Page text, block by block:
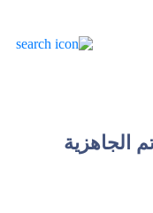
الجاهزیة